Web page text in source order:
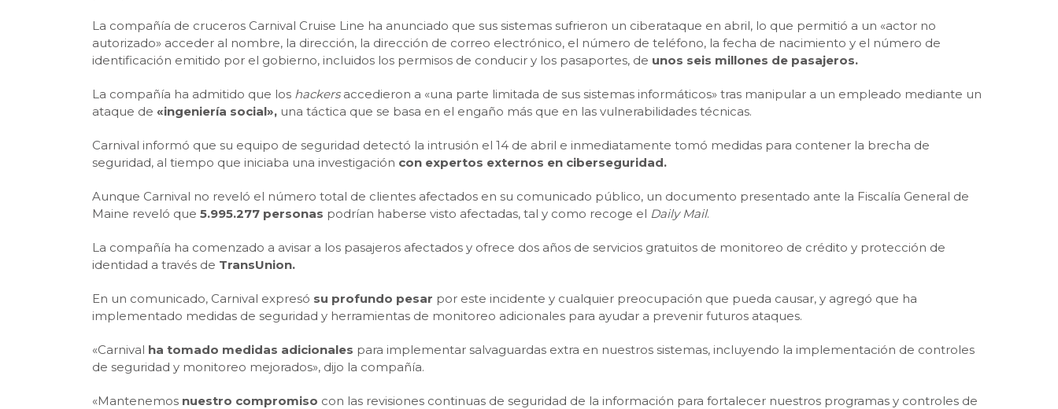
La compañía de cruceros Carnival Cruise Line ha anunciado que sus sistemas sufrieron un ciberataque en abril, lo que permitió a un «actor no
autorizado» acceder al nombre, la dirección, la dirección de correo electrónico, el número de teléfono, la fecha de nacimiento y el número de
identificación emitido por el gobierno, incluidos los permisos de conducir y los pasaportes, de unos seis millones de pasajeros.
La compañía ha admitido que los hackersaccedieron a «una parte limitada de sus sistemas informáticos» tras manipular a un empleado mediante un
ataque de «ingeniería social», una táctica que se basa en el engaño más que en las vulnerabilidades técnicas.
Carnival informó que su equipo de seguridad detectó la intrusión el 14 de abril e inmediatamente tomó medidas para contener la brecha de
seguridad, al tiempo que iniciaba una investigación con expertos externos en ciberseguridad.
Aunque Carnival no reveló el número total de clientes afectados en su comunicado público, un documento presentado ante la Fiscalía General de
Maine reveló que 5.995.277 personas podrían haberse visto afectadas, tal y como recoge el Daily Mail.
La compañía ha comenzado a avisar a los pasajeros afectados y ofrece dos años de servicios gratuitos de monitoreo de crédito y protección de
identidad a través de TransUnion.
En un comunicado, Carnival expresó su profundo pesar por este incidente y cualquier preocupación que pueda causar, y agregó que ha
implementado medidas de seguridad y herramientas de monitoreo adicionales para ayudar a prevenir futuros ataques.
«Carnival ha tomado medidas adicionales para implementar salvaguardas extra en nuestros sistemas, incluyendo la implementación de controles
de seguridad y monitoreo mejorados», dijo la compañía.
«Mantenemos nuestro compromiso con las revisiones continuas de seguridad de la información para fortalecer nuestros programas y controles de